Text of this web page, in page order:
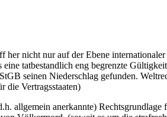
nicht nur auf der Ebene
tatbestandlich eng begrenzte
seinen Niederschlag gefunden.
die Vertragsstaaten)
allgemein anerkannte)